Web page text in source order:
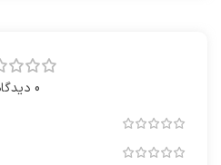
0 دیدگاه